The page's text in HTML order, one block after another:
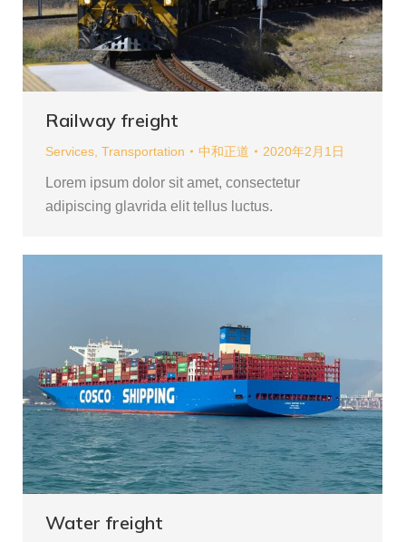
Railway freight
Services, Transportation 中和正道 2020年2月1日
Lorem ipsum dolor sit amet, consectetur
adipiscing glavrida elit tellus luctus.
Water freight